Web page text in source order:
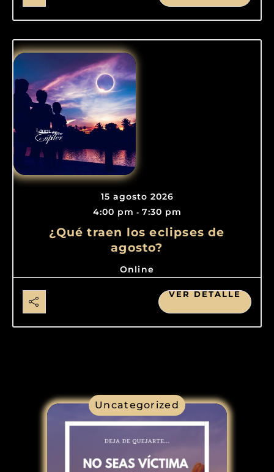
15 agosto 2026
4:00 pm - 7:30 pm
¿Qué traen los eclipses de
agosto?
Online
VER DETALLE
Uncategorized